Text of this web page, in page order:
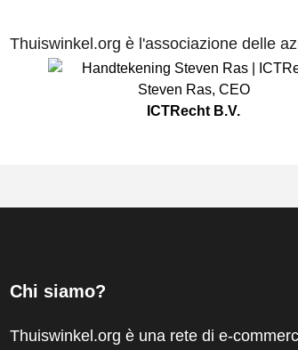
Thuiswinkel.org è l'associazione delle
Steven Ras, CEO
ICTRecht B.V.
Chi siamo?
Thuiswinkel.org è una rete di e-